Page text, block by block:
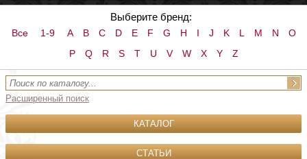
Выберите бренд:
Все 1-9 A B C D E F G H I J K L M N
O
P
Q R S T U V W X Y Z
Расширенный поиск
КАТАЛОГ
СТАТЬИ